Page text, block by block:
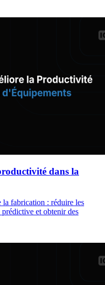
dans la
fabrication : réduire les
et obtenir des